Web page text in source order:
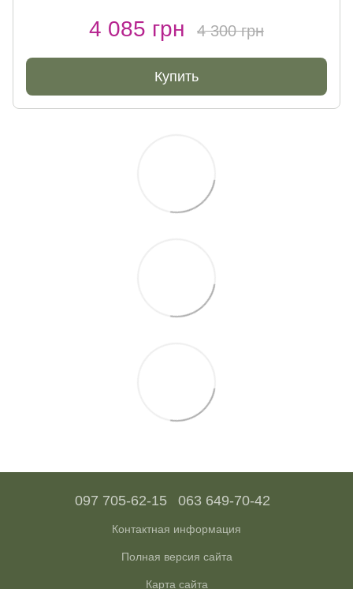
4 085 грн 4 300 грн
Купить
097 705-62-15 063 649-70-42
Контактная информация
Полная версия сайта
Карта сайта